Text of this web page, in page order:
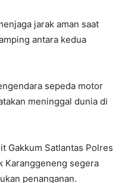
jarak aman saat
antara kedua
sepeda motor
meninggal dunia di
Gakkum Satlantas Polres
Karanggeneng segera
penanganan.